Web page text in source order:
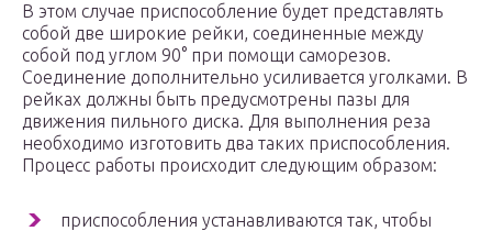
В этом случае приспособление будет представлять
собой две широкие рейки, соединенные между
собой под углом 90° при помощи саморезов.
Соединение дополнительно усиливается уголками. В
рейках должны быть предусмотрены пазы для
движения пильного диска. Для выполнения реза
необходимо изготовить два таких приспособления.
Процесс работы происходит следующим образом:
приспособления устанавливаются так, чтобы